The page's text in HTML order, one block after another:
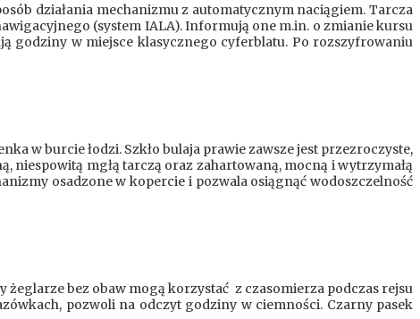
działania mechanizmu z automatycznym naciągiem. Tarcza
(system IALA). Informują one m.in. o zmianie kursu
godziny w miejsce klasycznego cyferblatu. Po rozszyfrowaniu
w burcie łodzi. Szkło bulaja prawie zawsze jest przezroczyste,
mgłą tarczą oraz zahartowaną, mocną i wytrzymałą
osadzone w kopercie i pozwala osiągnąć wodoszczelność
bez obaw mogą korzystać z czasomierza podczas rejsu
pozwoli na odczyt godziny w ciemności. Czarny pasek